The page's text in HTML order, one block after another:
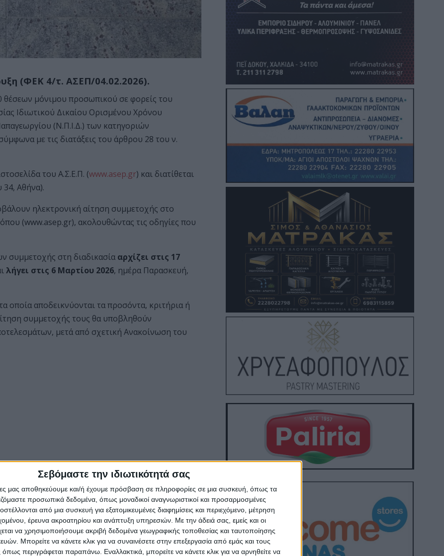
Σεβόμαστε την ιδιωτικότητά σας
μας αποθηκεύουμε και/ή έχουμε πρόσβαση σε πληροφορίες σε μια συσκευή, όπως τα
προσωπικά δεδομένα, όπως μοναδικοί αναγνωριστικοί και προσαρμοσμένες
από μια συσκευή για εξατομικευμένες διαφημίσεις και περιεχόμενο, μέτρηση
έρευνα ακροατηρίου και ανάπτυξη υπηρεσιών. Με την άδειά σας, εμείς και οι
να χρησιμοποιήσουμε ακριβή δεδομένα γεωγραφικής τοποθεσίας και ταυτοποίησης
Μπορείτε να κάνετε κλικ για να συναινέσετε στην επεξεργασία από εμάς και τους
περιγράφεται παραπάνω. Εναλλακτικά, μπορείτε να κάνετε κλικ για να αρνηθείτε να
(ΦΕΚ 4/τ. ΑΣΕΠ/04.02.2026).
μόνιμου προσωπικού σε φορείς του
Ιδιωτικού Δικαίου Ορισμένου Χρόνου
(Ν.Π.Ι.Δ.) των κατηγοριών
με τις διατάξεις του άρθρου 28 του ν.
του Α.Σ.Ε.Π. (www.asep.gr) και διατίθεται
34, Αθήνα).
ηλεκτρονική αίτηση συμμετοχής στο
(www.asep.gr), ακολουθώντας τις οδηγίες που
συμμετοχής στη διαδικασία αρχίζει στις 17
λήγει στις 6 Μαρτίου 2026, ημέρα Παρασκευή,
οποία αποδεικνύονται τα προσόντα, κριτήρια ή
συμμετοχής τους θα υποβληθούν
μετά από σχετική Ανακοίνωση του